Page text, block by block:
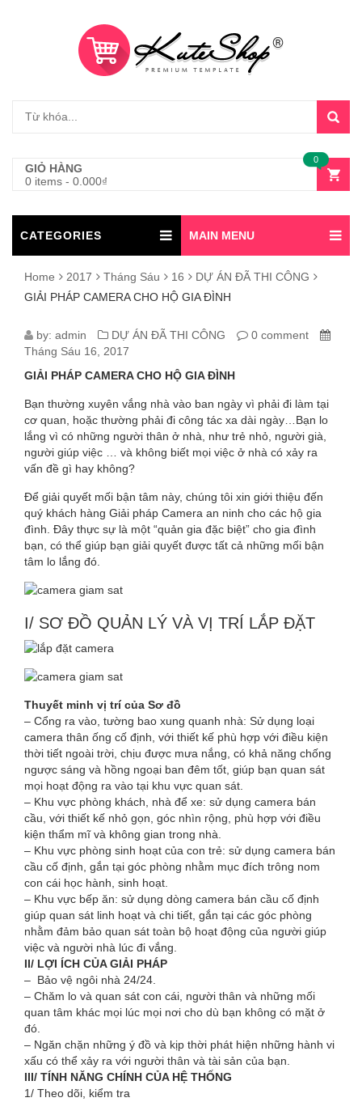
GIỎ HÀNG
0 items - 0.000₫
0
CATEGORIES MAIN MENU
Home 2017 Tháng Sáu 16
DỰ ÁN ĐÃ THI CÔNG
GIẢI PHÁP CAMERA CHO HỘ GIA ĐÌNH
GIẢI
PHÁP
CAMERA
CHO
HỘ
GIA
ĐÌNH
by: admin DỰ ÁN ĐÃ THI CÔNG
0 comment
Tháng Sáu 16, 2017
GIẢI PHÁP CAMERA CHO HỘ GIA ĐÌNH
Bạn thường xuyên vắng nhà vào ban ngày vì phải đi làm tại
cơ quan, hoặc thường phải đi công tác xa dài ngày…Bạn lo
lắng vì có những người thân ở nhà, như trẻ nhỏ, người già,
người giúp việc … và không biết mọi việc ở nhà có xảy ra
vấn đề gì hay không?
Để giải quyết mối bận tâm này, chúng tôi xin giới thiệu đến
quý khách hàng Giải pháp Camera an ninh cho các hộ gia
đình. Đây thực sự là một “quản gia đặc biệt” cho gia đình
bạn, có thể giúp bạn giải quyết được tất cả những mối bận
tâm lo lắng đó.
I/ SƠ ĐỒ QUẢN LÝ VÀ VỊ TRÍ LẮP ĐẶT
Thuyết minh vị trí của Sơ đồ
– Cổng ra vào, tường bao xung quanh nhà: Sử dụng loại
camera thân ống cố định, với thiết kế phù hợp với điều kiện
thời tiết ngoài trời, chịu được mưa nắng, có khả năng chống
ngược sáng và hồng ngoại ban đêm tốt, giúp bạn quan sát
mọi hoạt động ra vào tại khu vực quan sát.
– Khu vực phòng khách, nhà để xe: sử dụng camera bán
cầu, với thiết kế nhỏ gọn, góc nhìn rộng, phù hợp với điều
kiện thẩm mĩ và không gian trong nhà.
– Khu vực phòng sinh hoạt của con trẻ: sử dụng camera bán
cầu cố định, gắn tại góc phòng nhằm mục đích trông nom
con cái học hành, sinh hoạt.
– Khu vực bếp ăn: sử dụng dòng camera bán cầu cố định
giúp quan sát linh hoạt và chi tiết, gắn tại các góc phòng
nhằm đảm bảo quan sát toàn bộ hoạt động của người giúp
việc và người nhà lúc đi vắng.
II/ LỢI ÍCH CỦA GIẢI PHÁP
– Bảo vệ ngôi nhà 24/24.
– Chăm lo và quan sát con cái, người thân và những mối
quan tâm khác mọi lúc mọi nơi cho dù bạn không có mặt ở
đó.
– Ngăn chặn những ý đồ và kịp thời phát hiện những hành vi
xấu có thể xảy ra với người thân và tài sản của bạn.
III/ TÍNH NĂNG CHÍNH CỦA HỆ THỐNG
1/ Theo dõi, kiểm tra